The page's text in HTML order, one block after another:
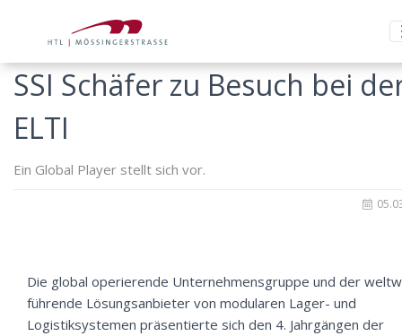
SSI Schäfer zu Besuch bei
ELTI
Ein Global Player stellt sich vor.
Die global operierende Unternehmensgruppe und der
führende Lösungsanbieter von modularen Lager- und
Logistiksystemen präsentierte sich den 4. Jahrgängen der